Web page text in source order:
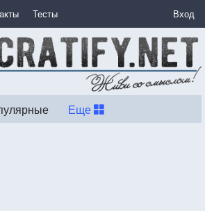
Тесты Вход
Еще